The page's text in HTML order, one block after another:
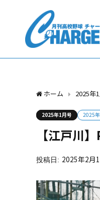
ホーム 2025年
2025年1月号 2025
【江戸川
2025年2月